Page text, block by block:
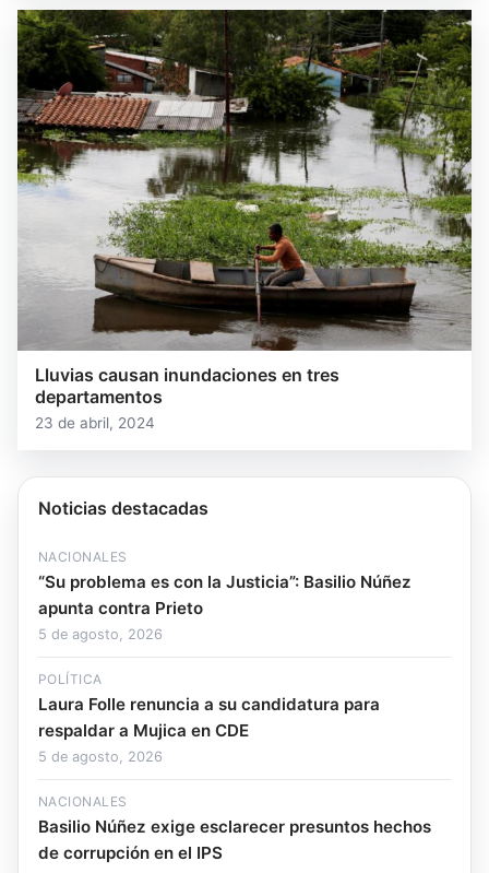
Lluvias causan inundaciones en tres
departamentos
23 de abril, 2024
Noticias destacadas
NACIONALES
“Su problema es con la Justicia”: Basilio Núñez
apunta contra Prieto
5 de agosto, 2026
POLÍTICA
Laura Folle renuncia a su candidatura para
respaldar a Mujica en CDE
5 de agosto, 2026
NACIONALES
Basilio Núñez exige esclarecer presuntos hechos
de corrupción en el IPS